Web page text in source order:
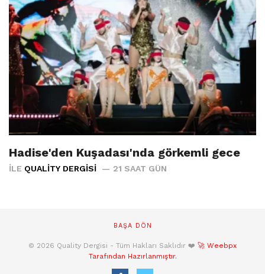
Hadise'den Kuşadası'nda görkemli gece
İLE QUALITY DERGISI 21 SAAT GÜN
BAŞA DÖN
© 2026 Quality Dergisi - Tüm Hakları Saklıdır ❤️ 🚀 Weebpx
Tarafından Hazırlanmıştır.